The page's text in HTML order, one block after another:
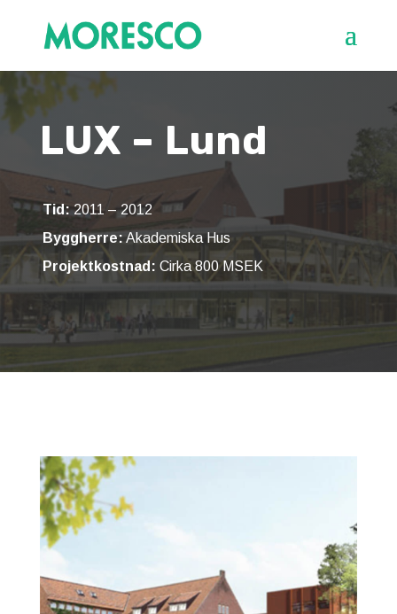
LUX – Lund
Tid:2011 – 2012
Byggherre: Akademiska Hus
Projektkostnad: Cirka 800 MSEK